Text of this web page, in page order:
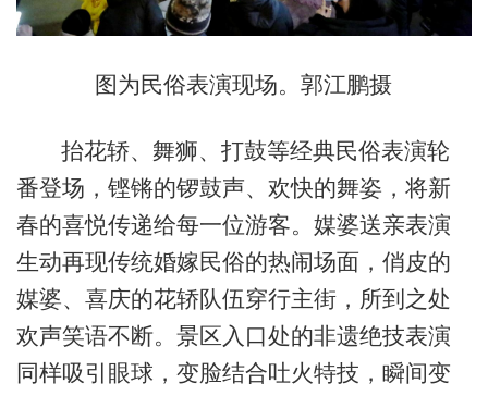
图为民俗表演现场。郭江鹏摄
抬花轿、舞狮、打鼓等经典民俗表演轮
番登场，铿锵的锣鼓声、欢快的舞姿，将新
春的喜悦传递给每一位游客。媒婆送亲表演
生动再现传统婚嫁民俗的热闹场面，俏皮的
媒婆、喜庆的花轿队伍穿行主街，所到之处
欢声笑语不断。景区入口处的非遗绝技表演
同样吸引眼球，变脸结合吐火特技，瞬间变